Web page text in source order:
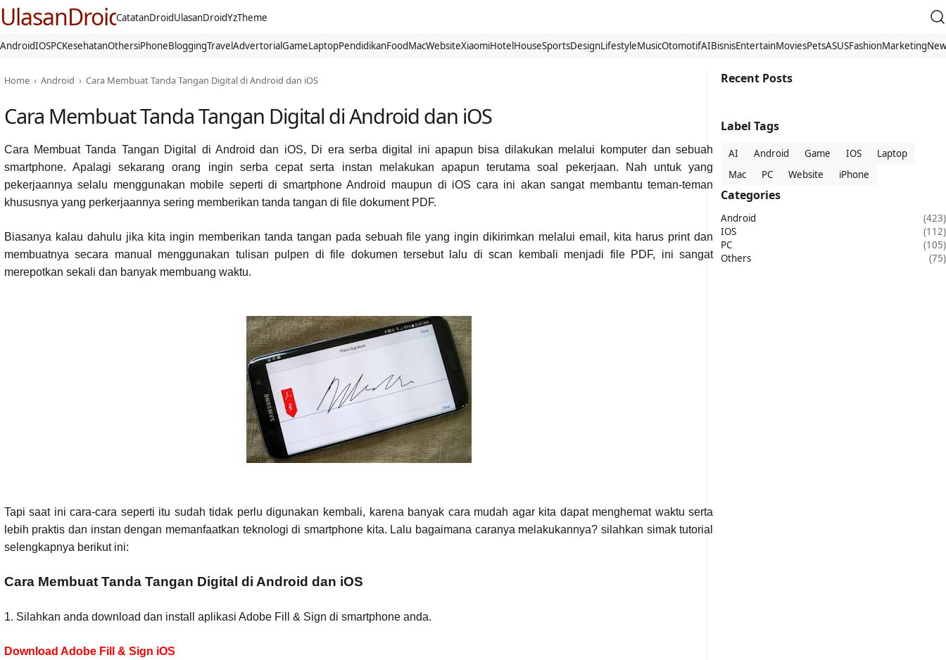
UlasanDroidCatatanDroidUlasanDroidYzTheme
AndroidIOSPCKesehatanOthersiPhoneBloggingTravelAdvertorialGameLaptopPendidikanFoodMacWebsiteXiaomiHotelHouseSportsDesignLifestyleMusicOtomotifAIBisnisEntertainMoviesPetsASUSFashionMarketing
Home › Android › Cara Membuat Tanda Tangan Digital di Android dan iOS
Cara Membuat Tanda Tangan Digital di Android dan iOS
Cara Membuat Tanda Tangan Digital di Android dan iOS, Di era serba digital ini apapun bisa dilakukan melalui komputer dan sebuah
smartphone. Apalagi sekarang orang ingin serba cepat serta instan melakukan apapun terutama soal pekerjaan. Nah untuk yang
pekerjaannya selalu menggunakan mobile seperti di smartphone Android maupun di iOS cara ini akan sangat membantu teman-teman
khususnya yang perkerjaannya sering memberikan tanda tangan di file dokument PDF.
Biasanya kalau dahulu jika kita ingin memberikan tanda tangan pada sebuah file yang ingin dikirimkan melalui email, kita harus print dan
membuatnya secara manual menggunakan tulisan pulpen di file dokumen tersebut lalu di scan kembali menjadi file PDF, ini sangat
merepotkan sekali dan banyak membuang waktu.
Tapi saat ini cara-cara seperti itu sudah tidak perlu digunakan kembali, karena banyak cara mudah agar kita dapat menghemat waktu serta
lebih praktis dan instan dengan memanfaatkan teknologi di smartphone kita. Lalu bagaimana caranya melakukannya? silahkan simak tutorial
selengkapnya berikut ini:
Cara Membuat Tanda Tangan Digital di Android dan iOS
1. Silahkan anda download dan install aplikasi Adobe Fill & Sign di smartphone anda.
Download Adobe Fill & Sign iOS
Recent Posts
Label Tags
AI Android Game IOS
Laptop
Mac
PC Website iPhone
Categories
Android
(423)
IOS
(112)
PC
(105)
Others
(75)